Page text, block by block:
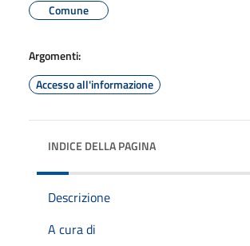
Comune
Argomenti:
Accesso all'informazione
INDICE DELLA PAGINA
Descrizione
A cura di